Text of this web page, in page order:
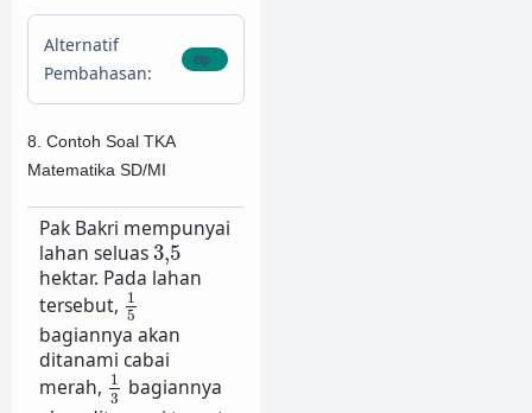
Alternatif
Pembahasan:
8. Contoh Soal TKA
Matematika SD/MI
Pak Bakri mempunyai
lahan seluas3,5
3,5
hektar. Pada lahan
tersebut, 1
5
15
bagiannya akan
ditanami cabai
merah, 1
3
1 3bagiannya